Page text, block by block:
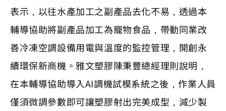
表示，以往水產加工之副產品去化不易，透過本
輔導協助將副產品加工為寵物食品，帶動同業改
善冷凍空調設備用電與溫度的監控管理，開創永
續環保新商機。雅文塑膠陳秉豐總經理則說明，
在本輔導協助導入AI調機試模系統之後，作業人員
僅須微調參數即可讓塑膠射出完美成型，減少製